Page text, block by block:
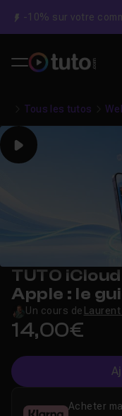
-10% sur votre
Tous les tutos
Play
TUTO
Apple : le
maîtriser
Un cours de
14,00€
Acheter